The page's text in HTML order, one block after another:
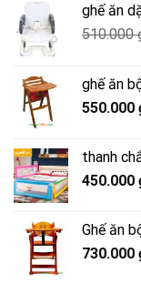
ghế ăn
510.000
ghế ăn
550.000
thanh
450.000
Ghế ăn
730.000